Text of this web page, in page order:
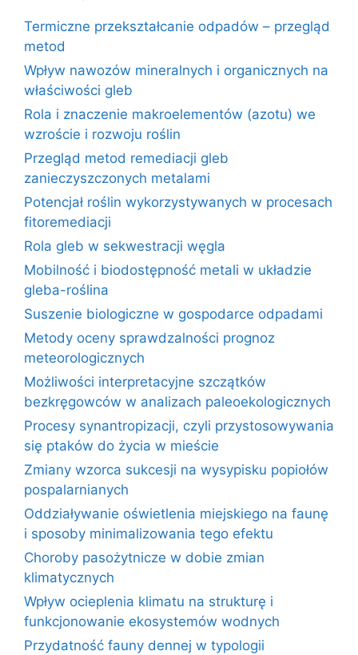
Termiczne przekształcanie odpadów – przegląd
metod
Wpływ nawozów mineralnych i organicznych na
właściwości gleb
Rola i znaczenie makroelementów (azotu) we
wzroście i rozwoju roślin
Przegląd metod remediacji gleb
zanieczyszczonych metalami
Potencjał roślin wykorzystywanych w procesach
fitoremediacji
Rola gleb w sekwestracji węgla
Mobilność i biodostępność metali w układzie
gleba-roślina
Suszenie biologiczne w gospodarce odpadami
Metody oceny sprawdzalności prognoz
meteorologicznych
Możliwości interpretacyjne szczątków
bezkręgowców w analizach paleoekologicznych
Procesy synantropizacji, czyli przystosowywania
się ptaków do życia w mieście
Zmiany wzorca sukcesji na wysypisku popiołów
pospalarnianych
Oddziaływanie oświetlenia miejskiego na faunę
i sposoby minimalizowania tego efektu
Choroby pasożytnicze w dobie zmian
klimatycznych
Wpływ ocieplenia klimatu na strukturę i
funkcjonowanie ekosystemów wodnych
Przydatność fauny dennej w typologii